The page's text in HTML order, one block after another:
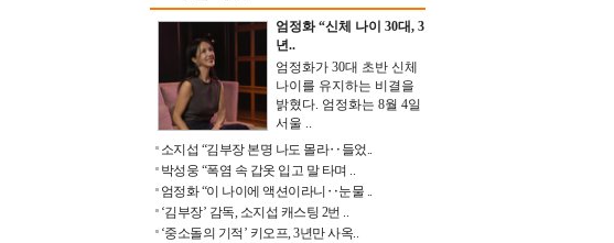
엄정화 “신체 나이 30대, 3
년..
엄정화가 30대 초반 신체
나이를 유지하는 비결을
밝혔다. 엄정화는 8월 4일
서울 ..
소지섭 “김부장 본명 나도 몰라‥들었..
박성웅 “폭염 속 갑옷 입고 말 타며 ..
엄정화 “이 나이에 액션이라니‥눈물 ..
‘김부장’ 감독, 소지섭 캐스팅 2번 ..
‘중소돌의 기적’ 키오프, 3년만 사옥..